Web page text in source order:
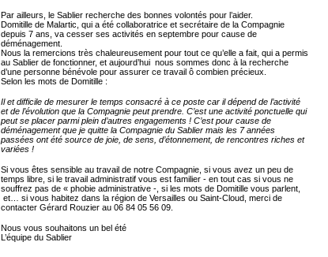
Par ailleurs, le Sablier recherche des bonnes volontés pour l’aider.
Domitille de Malartic, qui a été collaboratrice et secrétaire de la Compagnie
depuis 7 ans, va cesser ses activités en septembre pour cause de
déménagement.
Nous la remercions très chaleureusement pour tout ce qu’elle a fait, qui a permis
au Sablier de fonctionner, et aujourd’hui nous sommes donc à la recherche
d’une personne bénévole pour assurer ce travail ô combien précieux.
Selon les mots de Domitille :
Il et difficile de mesurer le temps consacré à ce poste car il dépend de l’activité
et de l’évolution que la Compagnie peut prendre. C’est une activité ponctuelle qui
peut se placer parmi plein d’autres engagements ! C’est pour cause de
déménagement que je quitte la Compagnie du Sablier mais les 7 années
passées ont été source de joie, de sens, d’étonnement, de rencontres riches et
variées !
Si vous êtes sensible au travail de notre Compagnie, si vous avez un peu de
temps libre, si le travail administratif vous est familier - en tout cas si vous ne
souffrez pas de « phobie administrative -, si les mots de Domitille vous parlent,
et… si vous habitez dans la région de Versailles ou Saint-Cloud, merci de
contacter Gérard Rouzier au 06 84 05 56 09.
Nous vous souhaitons un bel été
L’équipe du Sablier